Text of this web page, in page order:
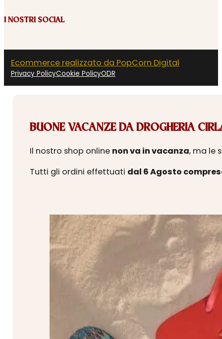
I NOSTRI SOCIAL
Ecommerce realizzato da PopCorn Digital
Privacy PolicyCookie PolicyODR
BUONE VACANZE DA DROGHERIA
Il nostro shop online non va in vacanza, ma le
Tutti gli ordini effettuati dal 6 Agosto